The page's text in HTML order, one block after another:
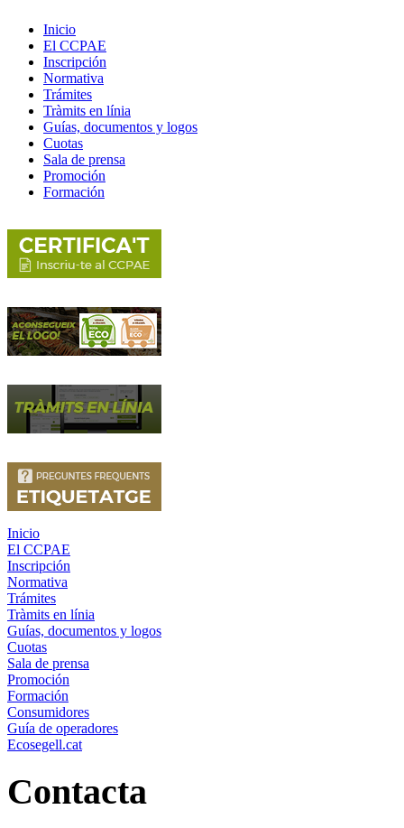
Inicio
El CCPAE
Inscripción
Normativa
Trámites
Tràmits en línia
Guías, documentos y logos
Cuotas
Sala de prensa
Promoción
Formación
Inicio
El CCPAE
Inscripción
Normativa
Trámites
Tràmits en línia
Guías, documentos y logos
Cuotas
Sala de prensa
Promoción
Formación
Consumidores
Guía de operadores
Ecosegell.cat
Contacta